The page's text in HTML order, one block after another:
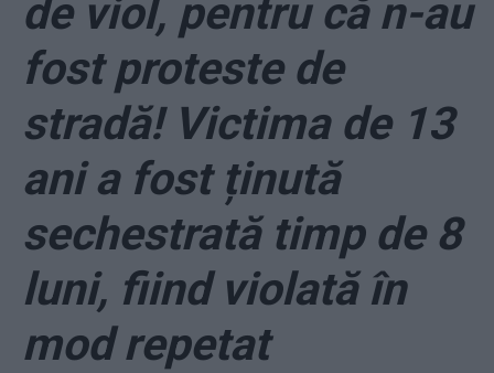
de viol, pentru că n-au
fost proteste de
stradă! Victima de 13
ani a fost ținută
sechestrată timp de 8
luni, fiind violată în
mod repetat